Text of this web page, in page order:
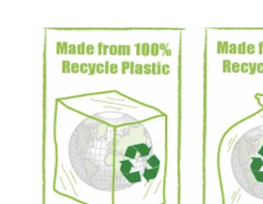
ช่วย
ป้องกัน
เชื้อ
ทุก
ชนิด
(ไวรัส
แบคทีเรีย
เชื้อ
โรค